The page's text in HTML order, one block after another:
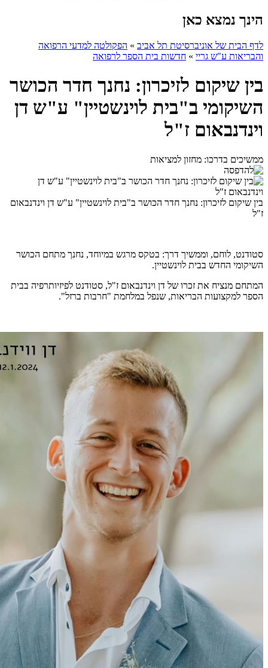
הינך נמצא כאן
לדף הבית של אוניברסיטת תל אביב » הפקולטה למדעי הרפואה
והבריאות ע"ש גריי » חדשות בית הספר לרפואה
בין שיקום לזיכרון: נחנך חדר הכושר
השיקומי ב"בית לוינשטיין" ע"ש דן
וינדנבאום ז"ל
ממשיכים בדרכו: מחזון למציאות
בין שיקום לזיכרון: נחנך חדר הכושר ב"בית לוינשטיין" ע"ש דן וינדנבאום
ז"ל
סטודנט, לוחם, וממשיך דרך: בטקס מרגש במיוחד, נחנך מתחם הכושר
השיקומי החדש בבית לוינשטיין.
המתחם מנציח את זכרו של דן וינדנבאום ז"ל, סטודנט לפיזיותרפיה בבית
הספר למקצועות הבריאות, שנפל במלחמת "חרבות ברזל".